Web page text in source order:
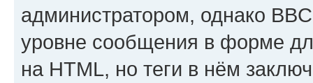
администратором, однако
уровне сообщения в форме
на HTML, но теги в нём